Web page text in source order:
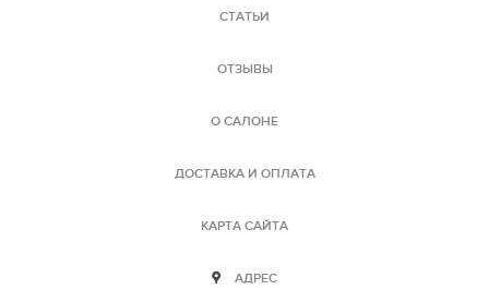
СТАТЬИ
ОТЗЫВЫ
О САЛОНЕ
ДОСТАВКА И ОПЛАТА
КАРТА САЙТА
АДРЕС